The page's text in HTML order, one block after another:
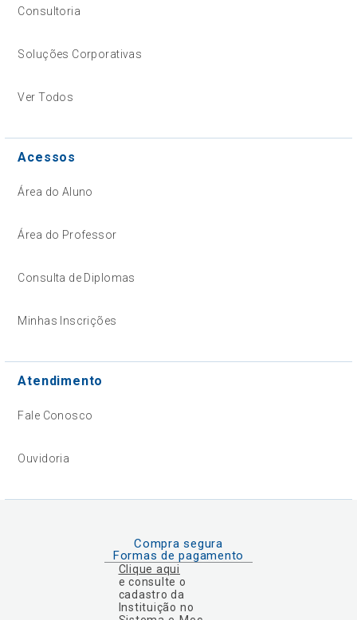
Consultoria
Soluções Corporativas
Ver Todos
Acessos
Área do Aluno
Área do Professor
Consulta de Diplomas
Minhas Inscrições
Atendimento
Fale Conosco
Ouvidoria
Compra segura
Formas de pagamento
Clique aqui
e consulte o
cadastro da
Instituição no